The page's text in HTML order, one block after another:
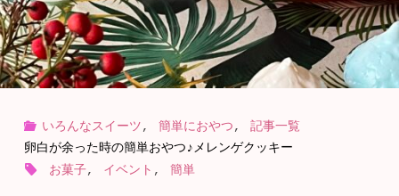
味
を
レ
庭
の
料
理、
いろんなスイーツ, 簡単におやつ,
記事一覧
卵白が余った時の簡単おやつ♪メレンゲクッキー
お菓子, イベント , 簡単